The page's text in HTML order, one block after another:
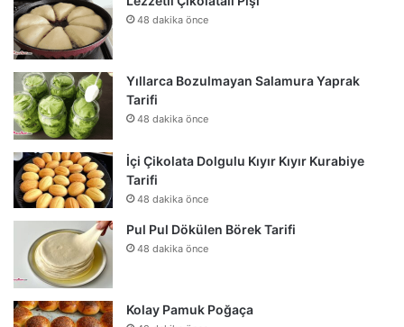
48 dakika önce
Yıllarca Bozulmayan Salamura Yaprak
Tarifi
48 dakika önce
İçi Çikolata Dolgulu Kıyır Kıyır Kurabiye
Tarifi
48 dakika önce
Pul Pul Dökülen Börek Tarifi
48 dakika önce
Kolay Pamuk Poğaça